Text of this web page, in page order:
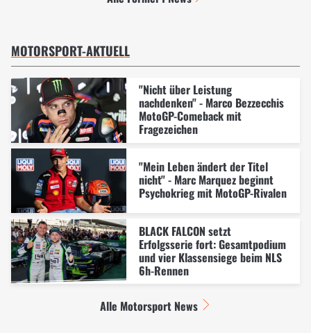
MOTORSPORT-AKTUELL
"Nicht über Leistung
nachdenken" - Marco Bezzecchis
MotoGP-Comeback mit
Fragezeichen
"Mein Leben ändert der Titel
nicht" - Marc Marquez beginnt
Psychokrieg mit MotoGP-Rivalen
BLACK FALCON setzt
Erfolgsserie fort: Gesamtpodium
und vier Klassensiege beim NLS
6h-Rennen
Alle Motorsport News